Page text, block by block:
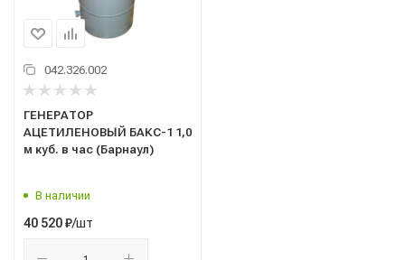
042.326.002
ГЕНЕРАТОР
АЦЕТИЛЕНОВЫЙ БАКС-1 1,0
м куб. в час (Барнаул)
В наличии
40 520₽/шт